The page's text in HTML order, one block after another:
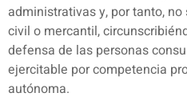
administrativas y, por tanto,
civil o mercantil,
defensa de las personas
ejercitable por competencia
autónoma.